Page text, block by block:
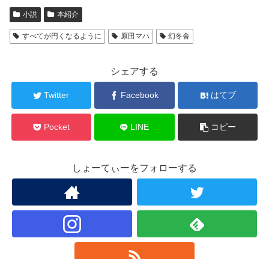
小説 本紹介
すべてが円くなるように 原田マハ 幻冬舎
シェアする
Twitter Facebook はてブ
Pocket LINE コピー
しょーてぃーをフォローする